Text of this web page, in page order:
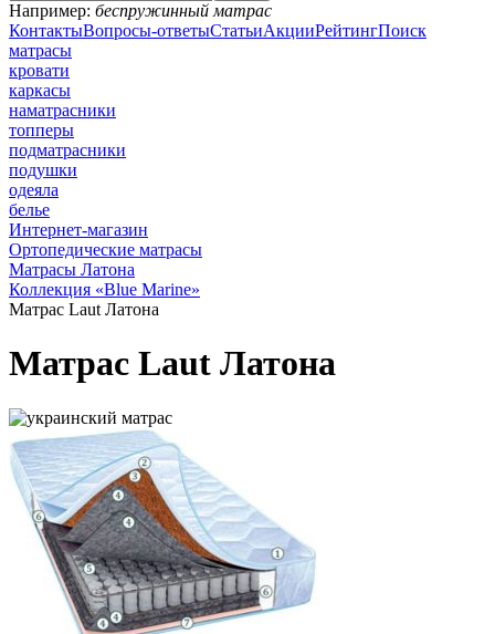
Например: беспружинный матрас
КонтактыВопросы-ответыСтатьиАкцииРейтингПоиск
матрасы
кровати
каркасы
наматрасники
топперы
подматрасники
подушки
одеяла
белье
Интернет-магазин
Ортопедические матрасы
Матрасы Латона
Коллекция «Blue Marine»
Матрас Laut Латона
Матрас Laut Латона